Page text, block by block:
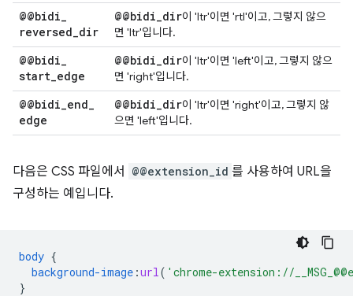
@@bidi
reversed dir
@@bidi dir이 'ltr'이면 'rtl'이고, 그렇지 않으
면 'ltr'입니다.
@@bidi
start edge
@@bidi dir이 'ltr'이면 'left'이고, 그렇지 않으
면 'right'입니다.
@@bidi end
edge
@@bidi dir이 'ltr'이면 'right'이고, 그렇지 않
으면 'left'입니다.
다음은 CSS 파일에서 @@extension_id 를 사용하여 URL을
구성하는 예입니다.
body {
background-image :url ( 'chrome-extension://
}